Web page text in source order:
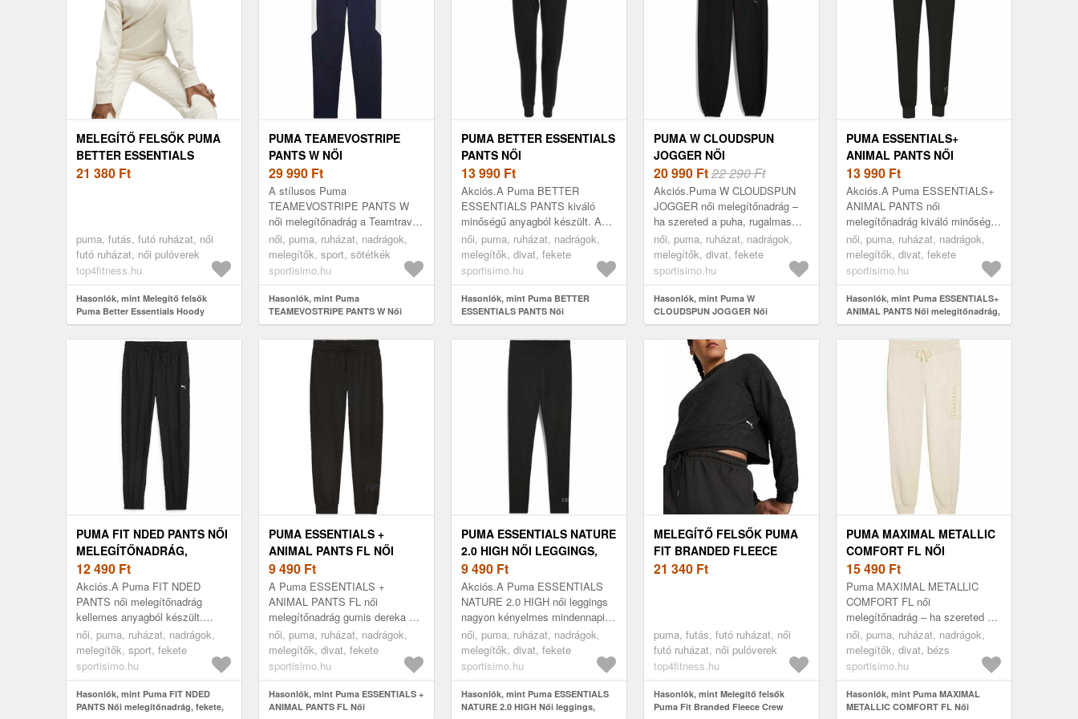
MELEGÍTŐ FELSŐK PUMA
BETTER ESSENTIALS
HOODY
21 380 Ft
puma, futás, futó ruházat, női
futó ruházat, női pulóverek
top4fitness.hu
Hasonlók, mint Melegítő felsők
Puma Better Essentials Hoody
PUMA TEAMEVOSTRIPE
PANTS W NŐI
MELEGÍTŐNADRÁG,
SÖTÉTKÉK, MÉRET
29 990 Ft
A stílusos Puma
TEAMEVOSTRIPE PANTS W
női melegítőnadrág a Teamtravel
új kollekciójának része, amely az
ikonikus EVOSTRIPE
sportvonalat ötvözi a cs...
női, puma, ruházat, nadrágok,
melegítők, sport, sötétkék
sportisimo.hu
Hasonlók, mint Puma
TEAMEVOSTRIPE PANTS W Női
melegítőnadrág, sötétkék, méret
PUMA BETTER ESSENTIALS
PANTS NŐI
MELEGÍTŐNADRÁG,
FEKETE, MÉRET
13 990 Ft
Akciós.A Puma BETTER
ESSENTIALS PANTS kiváló
minőségű anyagból készült. A
dryCELL technológiának
köszönhetően minden izzadságot
felszív, és te szárazon ma...
női, puma, ruházat, nadrágok,
melegítők, divat, fekete
sportisimo.hu
Hasonlók, mint Puma BETTER
ESSENTIALS PANTS Női
melegítőnadrág, fekete, méret
PUMA W CLOUDSPUN
JOGGER NŐI
MELEGÍTŐNADRÁG,
FEKETE, MÉRET
20 990 Ft22 290 Ft
Akciós.Puma W CLOUDSPUN
JOGGER női melegítőnadrág –
ha szereted a puha, rugalmas
nadrágokat, ezt a darabot imádni
fogod! A dryCELL technológiának
köszönhe...
női, puma, ruházat, nadrágok,
melegítők, divat, fekete
sportisimo.hu
Hasonlók, mint Puma W
CLOUDSPUN JOGGER Női
melegítőnadrág, fekete, méret
PUMA ESSENTIALS+
ANIMAL PANTS NŐI
MELEGÍTŐNADRÁG,
FEKETE, MÉRET
13 990 Ft
Akciós.A Puma ESSENTIALS+
ANIMAL PANTS női
melegítőnadrág kiváló minőségű
anyagból készült. A dryCELL
technológiának köszönhetően
felszívja az izzadságot,...
női, puma, ruházat, nadrágok,
melegítők, divat, fekete
sportisimo.hu
Hasonlók, mint Puma ESSENTIALS+
ANIMAL PANTS Női melegítőnadrág,
fekete, méret
PUMA FIT NDED PANTS NŐI
MELEGÍTŐNADRÁG,
FEKETE, MÉRET
12 490 Ft
Akciós.A Puma FIT NDED
PANTS női melegítőnadrág
kellemes anyagból készült.
Magas, stílusos húzózsinórral
ellátott derékkal rendelkezik,
amely minden testa...
női, puma, ruházat, nadrágok,
melegítők, sport, fekete
sportisimo.hu
Hasonlók, mint Puma FIT NDED
PANTS Női melegítőnadrág, fekete,
PUMA ESSENTIALS +
ANIMAL PANTS FL NŐI
MELEGÍTŐNADRÁG,
FEKETE, MÉRET
9 490 Ft
A Puma ESSENTIALS +
ANIMAL PANTS FL női
melegítőnadrág gumis dereka és
oldalsó zsebei maximális
kényelmet biztosít azokon a
napokon, amikor otthon ...
női, puma, ruházat, nadrágok,
melegítők, divat, fekete
sportisimo.hu
Hasonlók, mint Puma ESSENTIALS +
ANIMAL PANTS FL Női
PUMA ESSENTIALS NATURE
2.0 HIGH NŐI LEGGINGS,
FEKETE, MÉRET
9 490 Ft
Akciós.A Puma ESSENTIALS
NATURE 2.0 HIGH női leggings
nagyon kényelmes mindennapi
viseletre és könnyű
sporttevékenységekhez
egyaránt.
női, puma, ruházat, nadrágok,
melegítők, divat, fekete
sportisimo.hu
Hasonlók, mint Puma ESSENTIALS
NATURE 2.0 HIGH Női leggings,
MELEGÍTŐ FELSŐK PUMA
FIT BRANDED FLEECE
CREW
21 340 Ft
puma, futás, futó ruházat, női
futó ruházat, női pulóverek
top4fitness.hu
Hasonlók, mint Melegítő felsők
Puma Fit Branded Fleece Crew
PUMA MAXIMAL METALLIC
COMFORT FL NŐI
MELEGÍTŐNADRÁG, BÉZS,
MÉRET
15 490 Ft
Puma MAXIMAL METALLIC
COMFORT FL női
melegítőnadrág – ha szereted a
kényelmet és a sportos stílust,
ez a nadrág a kedvenced lesz. A
puha anyag kell...
női, puma, ruházat, nadrágok,
melegítők, divat, bézs
sportisimo.hu
Hasonlók, mint Puma MAXIMAL
METALLIC COMFORT FL Női